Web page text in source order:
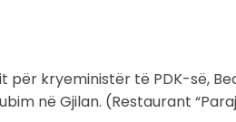
kryeministër të PDK-së,
në Gjilan. (Restaurant